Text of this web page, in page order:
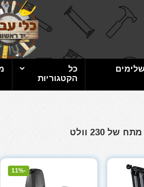
כל
הקטגוריות
וולט
-11%